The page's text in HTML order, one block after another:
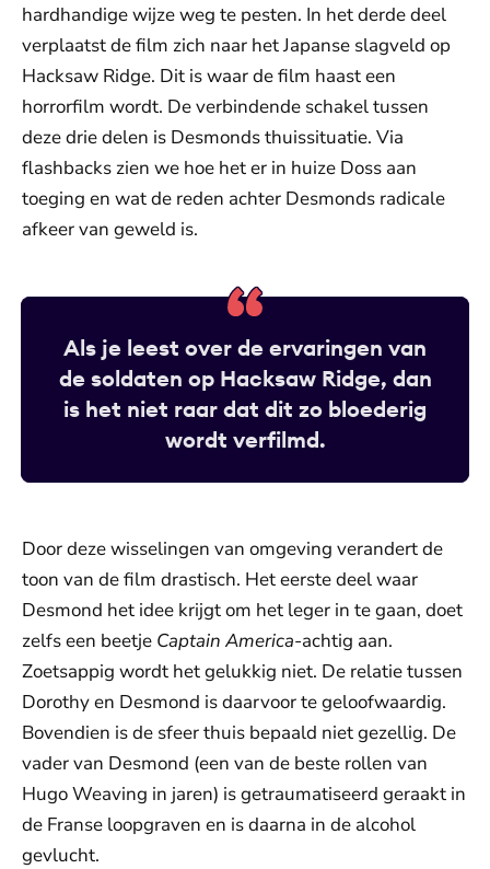
hardhandige wijze weg te pesten. In het derde deel
verplaatst de film zich naar het Japanse slagveld op
Hacksaw Ridge. Dit is waar de film haast een
horrorfilm wordt. De verbindende schakel tussen
deze drie delen is Desmonds thuissituatie. Via
flashbacks zien we hoe het er in huize Doss aan
toeging en wat de reden achter Desmonds radicale
afkeer van geweld is.
Als je leest over de ervaringen van
de soldaten op Hacksaw Ridge, dan
is het niet raar dat dit zo bloederig
wordt verfilmd.
Door deze wisselingen van omgeving verandert de
toon van de film drastisch. Het eerste deel waar
Desmond het idee krijgt om het leger in te gaan, doet
zelfs een beetje Captain America-achtig aan.
Zoetsappig wordt het gelukkig niet. De relatie tussen
Dorothy en Desmond is daarvoor te geloofwaardig.
Bovendien is de sfeer thuis bepaald niet gezellig. De
vader van Desmond (een van de beste rollen van
Hugo Weaving in jaren) is getraumatiseerd geraakt in
de Franse loopgraven en is daarna in de alcohol
gevlucht.